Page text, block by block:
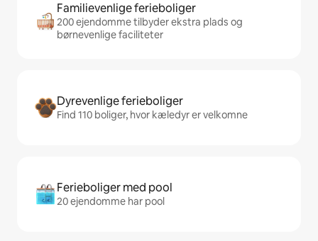
Familievenlige ferieboliger
200 ejendomme tilbyder ekstra plads og
børnevenlige faciliteter
Dyrevenlige ferieboliger
Find 110 boliger, hvor kæledyr er velkomne
Ferieboliger med pool
20 ejendomme har pool